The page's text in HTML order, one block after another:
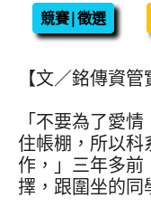
競賽|徵選
【文／銘傳資管
「不要為了愛
住帳棚，所以科
作，」三年多前
擇，跟圍坐的同